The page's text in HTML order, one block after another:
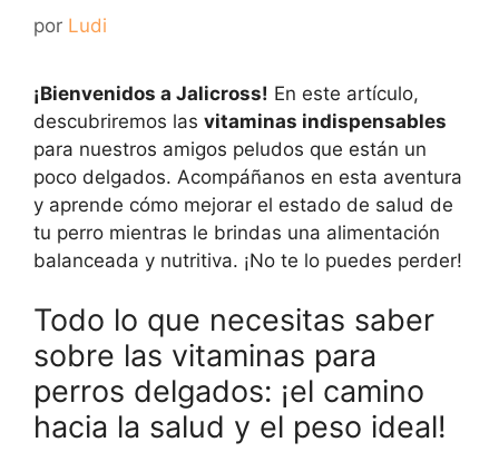
por Ludi
¡Bienvenidos a Jalicross! En este artículo,
descubriremos las vitaminas indispensables
para nuestros amigos peludos que están un
poco delgados. Acompáñanos en esta aventura
y aprende cómo mejorar el estado de salud de
tu perro mientras le brindas una alimentación
balanceada y nutritiva. ¡No te lo puedes perder!
Todo lo que necesitas saber
sobre las vitaminas para
perros delgados: ¡el camino
hacia la salud y el peso ideal!